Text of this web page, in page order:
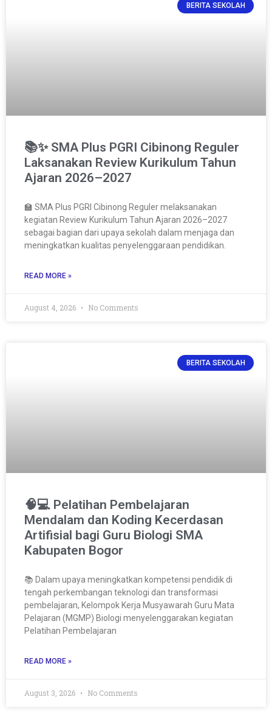
BERITA SEKOLAH
📚✨ SMA Plus PGRI Cibinong Reguler
Laksanakan Review Kurikulum Tahun
Ajaran 2026–2027
🏫 SMA Plus PGRI Cibinong Reguler melaksanakan
kegiatan Review Kurikulum Tahun Ajaran 2026–2027
sebagai bagian dari upaya sekolah dalam menjaga dan
meningkatkan kualitas penyelenggaraan pendidikan.
READ MORE »
August 4, 2026 No Comments
BERITA SEKOLAH
🧠💻 Pelatihan Pembelajaran
Mendalam dan Koding Kecerdasan
Artifisial bagi Guru Biologi SMA
Kabupaten Bogor
📚 Dalam upaya meningkatkan kompetensi pendidik di
tengah perkembangan teknologi dan transformasi
pembelajaran, Kelompok Kerja Musyawarah Guru Mata
Pelajaran (MGMP) Biologi menyelenggarakan kegiatan
Pelatihan Pembelajaran
READ MORE »
August 3, 2026 No Comments